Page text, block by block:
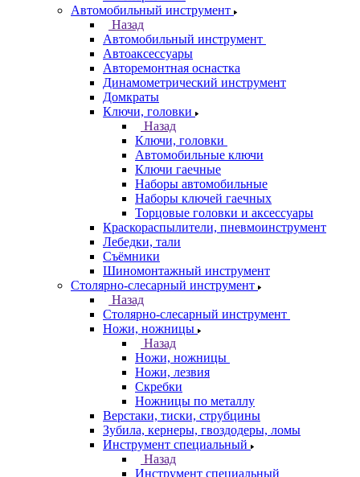
Автомобильный инструмент
Назад
Автомобильный инструмент
Автоаксессуары
Авторемонтная оснастка
Динамометрический инструмент
Домкраты
Ключи, головки
Назад
Ключи, головки
Автомобильные ключи
Ключи гаечные
Наборы автомобильные
Наборы ключей гаечных
Торцовые головки и аксессуары
Краскораспылители, пневмоинструмент
Лебедки, тали
Съёмники
Шиномонтажный инструмент
Столярно-слесарный инструмент
Назад
Столярно-слесарный инструмент
Ножи, ножницы
Назад
Ножи, ножницы
Ножи, лезвия
Скребки
Ножницы по металлу
Верстаки, тиски, струбцины
Зубила, кернеры, гвоздодеры, ломы
Инструмент специальный
Назад
Инструмент специальный